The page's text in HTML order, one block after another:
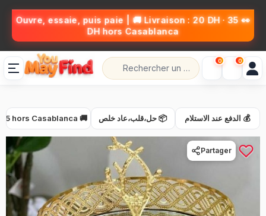
👀 Ouvre, essaie, puis paie | 🚚 Livraison : 20 DH · 35
DH hors Casablanca
🚚 Livraison 20 DH · 35 hors Casablanca 📦 حل،قلب،عاد خلص 💰 الدفع عند الاستلام
Partager
0 0